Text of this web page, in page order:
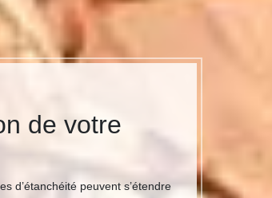
de votre
d’étanchéité peuvent s’étendre